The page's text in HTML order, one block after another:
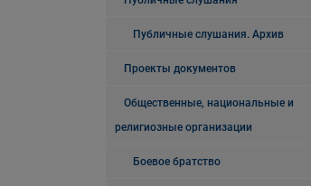
Публичные слушания. Архив
Проекты документов
Общественные, национальные и
религиозные организации
Боевое братство